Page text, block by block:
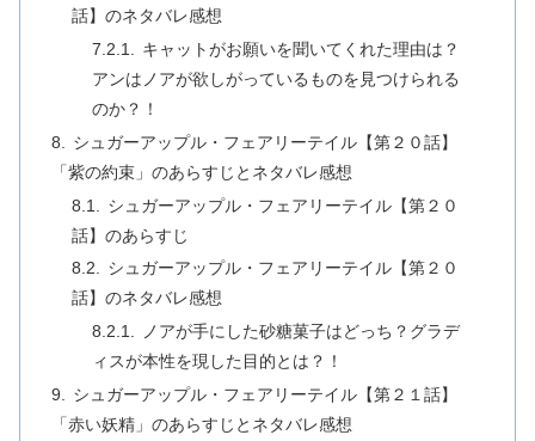
話】のネタバレ感想
キャットがお願いを聞いてくれた理由は？
アンはノアが欲しがっているものを見つけられる
のか？！
シュガーアップル・フェアリーテイル【第２０話】
「紫の約束」のあらすじとネタバレ感想
シュガーアップル・フェアリーテイル【第２０
話】のあらすじ
シュガーアップル・フェアリーテイル【第２０
話】のネタバレ感想
ノアが手にした砂糖菓子はどっち？グラデ
ィスが本性を現した目的とは？！
シュガーアップル・フェアリーテイル【第２１話】
「赤い妖精」のあらすじとネタバレ感想